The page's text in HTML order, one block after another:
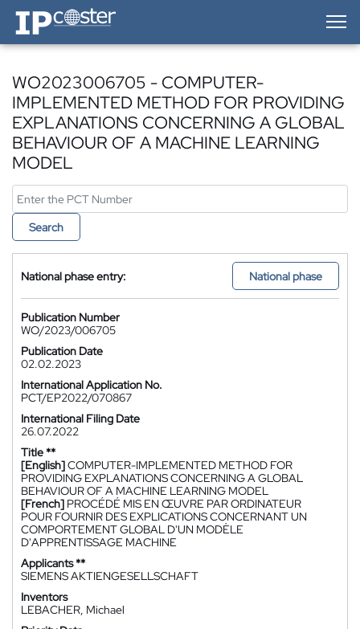
IP-Coster — Home
WO2023006705 - COMPUTER-
IMPLEMENTED METHOD FOR PROVIDING
EXPLANATIONS CONCERNING A GLOBAL
BEHAVIOUR OF A MACHINE LEARNING
MODEL
Search
National phase entry: National phase
Publication Number
WO/2023/006705
Publication Date
02.02.2023
International Application No.
PCT/EP2022/070867
International Filing Date
26.07.2022
Title **
[English]COMPUTER-IMPLEMENTED METHOD FOR
PROVIDING EXPLANATIONS CONCERNING A GLOBAL
BEHAVIOUR OF A MACHINE LEARNING MODEL
[French] PROCÉDÉ MIS EN ŒUVRE PAR ORDINATEUR
POUR FOURNIR DES EXPLICATIONS CONCERNANT UN
COMPORTEMENT GLOBAL D'UN MODÈLE
D'APPRENTISSAGE MACHINE
Applicants **
SIEMENS AKTIENGESELLSCHAFT
Inventors
LEBACHER, Michael